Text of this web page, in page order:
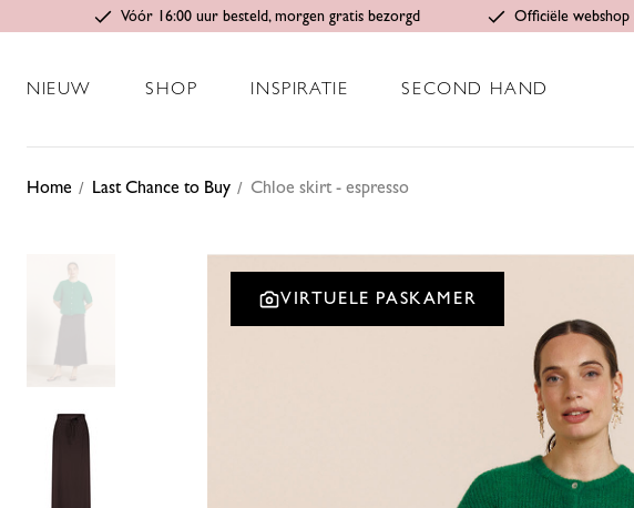
Vóór 16:00 uur besteld, morgen gratis bezorgd Officiële webshop
NIEUW SHOP INSPIRATIE SECOND HAND
Home Last Chance to Buy Chloe skirt - espresso
VIRTUELE PASKAMER